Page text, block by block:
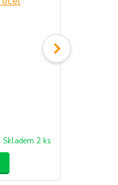
Skladem 2 ks